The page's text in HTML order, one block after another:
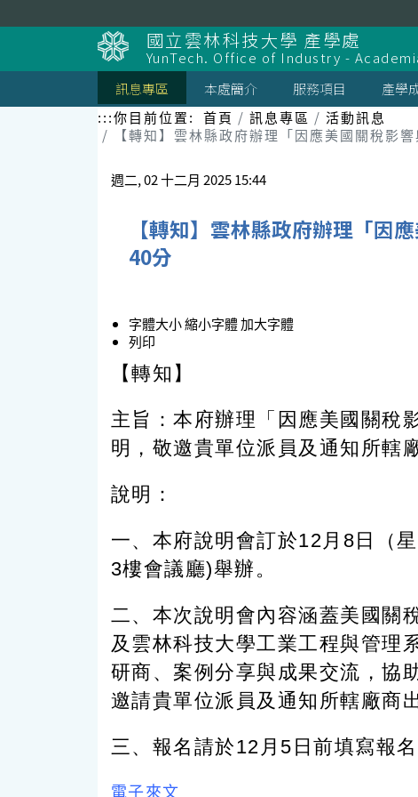
到
國立雲林科技大學 產學處
YunTech. Office of Industry -
訊息專區
本處簡介 服務項目 產學
:::你目前位置: 首頁 訊息專區
活動訊息
【轉知】雲林縣政府辦理「因應美國關稅影
週二, 02 十二月 2025 15:44
【轉知】雲林縣政府辦理「因
40分
字體大小縮小字體加大字體
列印
【轉知】
主旨：本府辦理「因應美國關稅
明，敬邀貴單位派員及通知所轄
說明：
一、本府說明會訂於12月8日（
3樓會議廳)舉辦。
二、本次說明會內容涵蓋美國關
及雲林科技大學工業工程與管理
研商、案例分享與成果交流，協
邀請貴單位派員及通知所轄廠商
三、報名請於12月5日前填寫報
電子來文